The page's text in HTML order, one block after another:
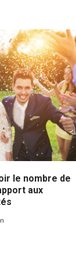
le nombre de
aux